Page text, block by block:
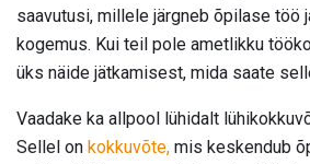
saavutusi, millele järgneb õpilase töö
kogemus. Kui teil pole ametlikku
üks näide jätkamisest, mida saate
Vaadake ka allpool lühidalt
Sellel on kokkuvõte, mis keskendub